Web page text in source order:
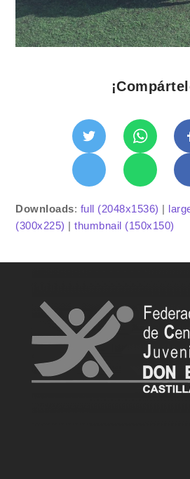
Downloads: full (2048x1536) |
(300x225) |thumbnail (150x150)